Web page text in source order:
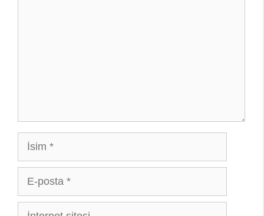
İsim
posta
İnternet